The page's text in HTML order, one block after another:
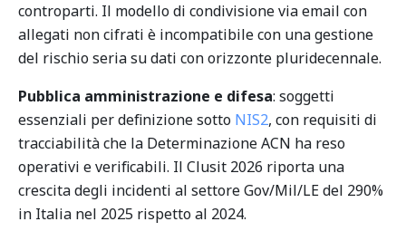
controparti. Il modello di condivisione via email con
allegati non cifrati è incompatibile con una gestione
del rischio seria su dati con orizzonte pluridecennale.
Pubblica amministrazione e difesa: soggetti
essenziali per definizione sotto NIS2, con requisiti di
tracciabilità che la Determinazione ACN ha reso
operativi e verificabili. Il Clusit 2026 riporta una
crescita degli incidenti al settore Gov/Mil/LE del 290%
in Italia nel 2025 rispetto al 2024.